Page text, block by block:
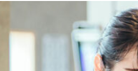
通勤前でも安心
汗をかけば脂肪は燃える？
実は多くの人が勘違いして
痩せ
さな